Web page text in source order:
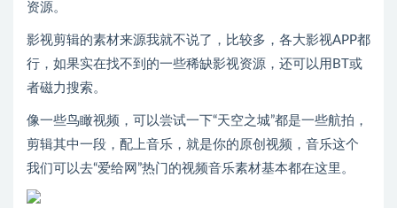
资源。
影视剪辑的素材来源我就不说了，比较多，各大影视APP都
行，如果实在找不到的一些稀缺影视资源，还可以用BT或
者磁力搜索。
像一些鸟瞰视频，可以尝试一下“天空之城”都是一些航拍，
剪辑其中一段，配上音乐，就是你的原创视频，音乐这个
我们可以去“爱给网”热门的视频音乐素材基本都在这里。